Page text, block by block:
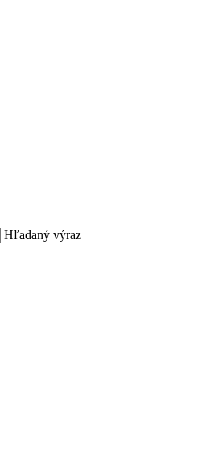
Hľadaný výraz